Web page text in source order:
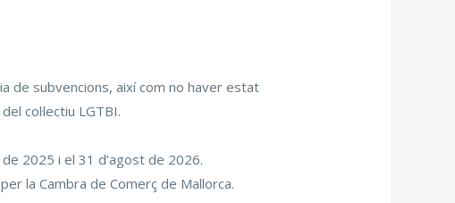
de subvencions, així com no haver estat
col·lectiu LGTBI.
2025 i el 31 d’agost de 2026.
la Cambra de Comerç de Mallorca.